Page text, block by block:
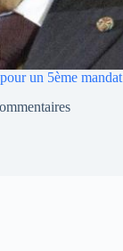
un 5ème mandat